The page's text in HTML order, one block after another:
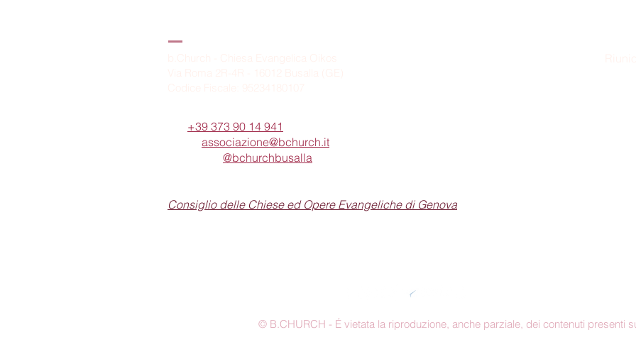
+39 373 90 14 941
associazione@bchurch.it
@bchurchbusalla
Consiglio delle Chiese ed Opere Evangeliche di Genova
© B.CHURCH - É vietata la riproduzione, anche parziale, dei contenuti presenti